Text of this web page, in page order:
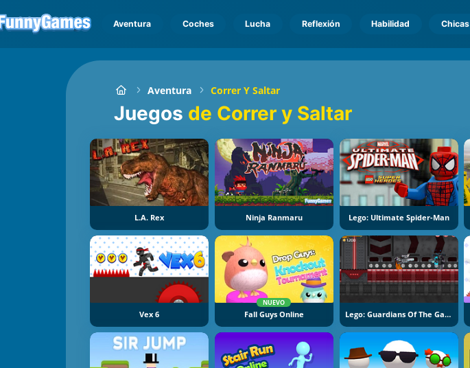
Aventura Coches Lucha Reflexión Habilidad Chicas
Aventura Correr Y Saltar
Juegos de Correr y Saltar
L.A. Rex Ninja Ranmaru Lego: Ultimate Spider-Man
Vex 6
NUEVO
Fall Guys Online Lego: Guardians Of The Galaxy